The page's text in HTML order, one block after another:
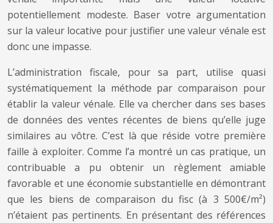
potentiellement modeste. Baser votre argumentation
sur la valeur locative pour justifier une valeur vénale est
donc une impasse.
L’administration fiscale, pour sa part, utilise quasi
systématiquement la méthode par comparaison pour
établir la valeur vénale. Elle va chercher dans ses bases
de données des ventes récentes de biens qu’elle juge
similaires au vôtre. C’est là que réside votre première
faille à exploiter. Comme l’a montré un cas pratique, un
contribuable a pu obtenir un règlement amiable
favorable et une économie substantielle en démontrant
que les biens de comparaison du fisc (à 3 500€/m²)
n’étaient pas pertinents. En présentant des références